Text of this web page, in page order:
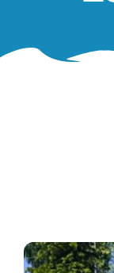
Oglasna
Aktivnosti